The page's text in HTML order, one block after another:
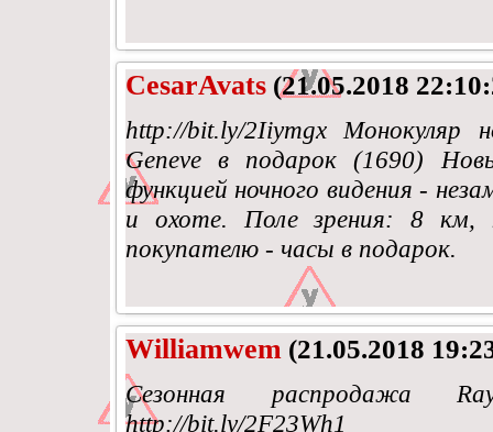
CesarAvats (21.05.2018
http://bit.ly/2Iiymgx Монокуляр
Geneve в подарок (1690)
функцией ночного видения -
и охоте. Поле зрения: 8 км,
покупателю - часы в подарок.
Williamwem (21.05.2018
Сезонная распродажа
http://bit.ly/2F23Wh1